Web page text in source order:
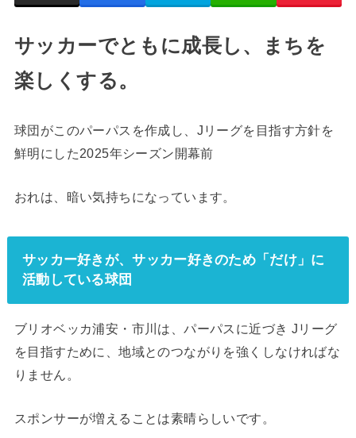
サッカーでともに成長し、まちを
楽しくする。
球団がこのパーパスを作成し、Jリーグを目指す方針を
鮮明にした2025年シーズン開幕前
おれは、暗い気持ちになっています。
サッカー好きが、サッカー好きのため「だけ」に
活動している球団
ブリオベッカ浦安・市川は、パーパスに近づき Jリーグ
を目指すために、地域とのつながりを強くしなければな
りません。
スポンサーが増えることは素晴らしいです。